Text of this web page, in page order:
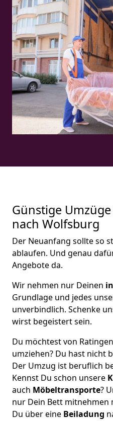
Günstige
nach Wolfsburg
Der Neuanfang sollte so
ablaufen. Und genau
Angebote da.
Wir nehmen nur Deinen
Grundlage und jedes
unverbindlich. Schenke
wirst begeistert sein.
Du möchtest von
umziehen? Du hast nicht
Der Umzug ist beruflich
Kennst Du schon unsere
auch Möbeltransporte?
nur Dein Bett mitnehmen
Du über eine Beiladung